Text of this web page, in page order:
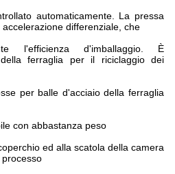
automaticamente. La pressa
differenziale, che
l'efficienza d'imballaggio. È
ferraglia per il riciclaggio dei
per balle d'acciaio della ferraglia
con abbastanza peso
ed alla scatola della camera